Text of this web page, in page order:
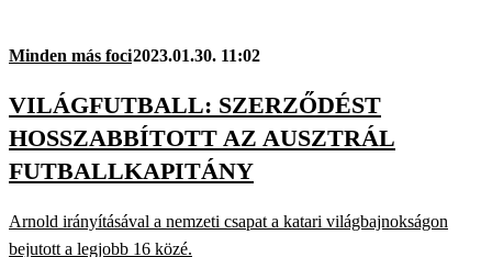
Minden más foci2023.01.30. 11:02
VILÁGFUTBALL: SZERZŐDÉST
HOSSZABBÍTOTT AZ AUSZTRÁL
FUTBALLKAPITÁNY
Arnold irányításával a nemzeti csapat a katari világbajnokságon
bejutott a legjobb 16 közé.